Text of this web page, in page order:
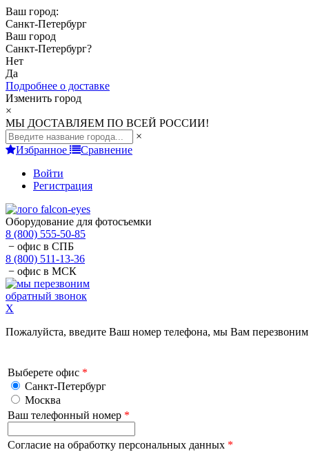
Ваш город:
Санкт-Петербург
Ваш город
Санкт-Петербург?
Нет
Да
Подробнее о доставке
Изменить город
×
МЫ ДОСТАВЛЯЕМ ПО ВСЕЙ РОССИИ!
×
Избранное
Сравнение
Войти
Регистрация
Оборудование для фотосъемки
8 (800) 555-50-85
− офис в СПБ
8 (800) 511-13-36
− офис в МСК
обратный звонок
X
Пожалуйста, введите Ваш номер телефона, мы Вам перезвоним
Выберете офис *
Санкт-Петербург
Москва
Ваш телефонный номер *
Согласие на обработку персональных данных *